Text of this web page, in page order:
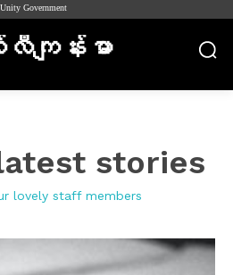
Government
ကျန်းမာ
stories
lovely staff members